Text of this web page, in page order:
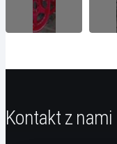
Kontakt z nami